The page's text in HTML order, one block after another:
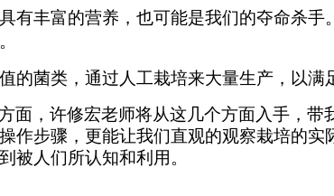
有丰富的营养，也可能是我们的夺命杀手。
菌类，通过人工栽培来大量生产，以满
，许修宏老师将从这几个方面入手，带
步骤，更能让我们直观的观察栽培的
被人们所认知和利用。